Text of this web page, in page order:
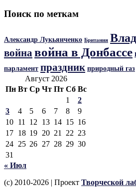
Поиск по меткам
Александр Лукьянченко Британия
война война в Донбассе
парламент праздник природный газ
Август 2026
Пн Вт Ср Чт Пт Сб Вс
1
2
3
4 5 6 7 8
9
10 11 12 13 14 15 16
17 18 19 20 21 22 23
24 25 26 27 28 29 30
31
« Июл
(c) 2010-2026 | Проект Творческой